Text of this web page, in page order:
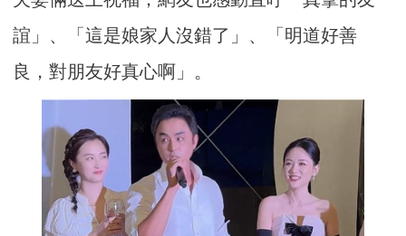
誼」、「這是娘家人沒錯了」、「明道好善
良，對朋友好真心啊」。